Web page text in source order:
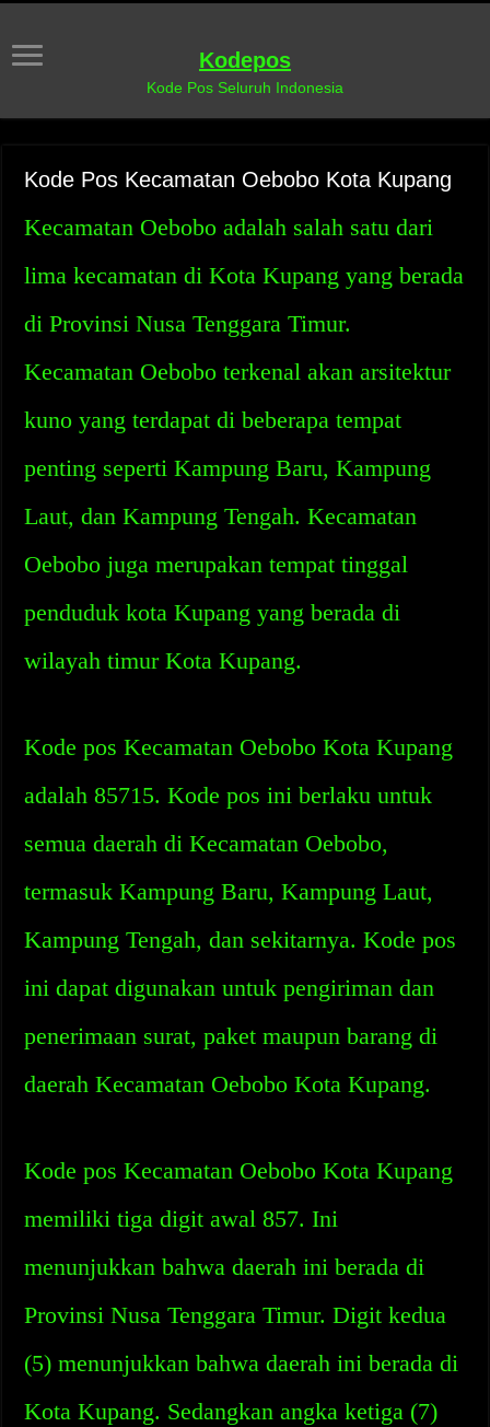
Kodepos
Kode Pos Seluruh Indonesia
Kode Pos Kecamatan Oebobo Kota Kupang
Kecamatan Oebobo adalah salah satu dari
lima kecamatan di Kota Kupang yang berada
di Provinsi Nusa Tenggara Timur.
Kecamatan Oebobo terkenal akan arsitektur
kuno yang terdapat di beberapa tempat
penting seperti Kampung Baru, Kampung
Laut, dan Kampung Tengah. Kecamatan
Oebobo juga merupakan tempat tinggal
penduduk kota Kupang yang berada di
wilayah timur Kota Kupang.
Kode pos Kecamatan Oebobo Kota Kupang
adalah 85715. Kode pos ini berlaku untuk
semua daerah di Kecamatan Oebobo,
termasuk Kampung Baru, Kampung Laut,
Kampung Tengah, dan sekitarnya. Kode pos
ini dapat digunakan untuk pengiriman dan
penerimaan surat, paket maupun barang di
daerah Kecamatan Oebobo Kota Kupang.
Kode pos Kecamatan Oebobo Kota Kupang
memiliki tiga digit awal 857. Ini
menunjukkan bahwa daerah ini berada di
Provinsi Nusa Tenggara Timur. Digit kedua
(5) menunjukkan bahwa daerah ini berada di
Kota Kupang. Sedangkan angka ketiga (7)